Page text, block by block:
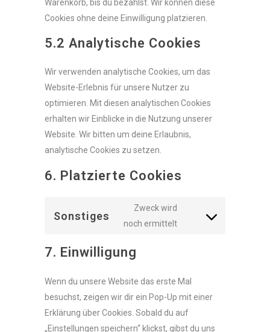
Warenkorb, bis du bezahlst. Wir können diese
Cookies ohne deine Einwilligung platzieren.
5.2 Analytische Cookies
Wir verwenden analytische Cookies, um das
Website-Erlebnis für unsere Nutzer zu
optimieren. Mit diesen analytischen Cookies
erhalten wir Einblicke in die Nutzung unserer
Website. Wir bitten um deine Erlaubnis,
analytische Cookies zu setzen.
6. Platzierte Cookies
Sonstiges
Zweck wird
noch ermittelt
Consent
7. Einwilligung
Wenn du unsere Website das erste Mal
besuchst, zeigen wir dir ein Pop-Up mit einer
Erklärung über Cookies. Sobald du auf
„Einstellungen speichern“ klickst, gibst du uns